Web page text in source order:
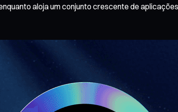
aloja um conjunto crescente de